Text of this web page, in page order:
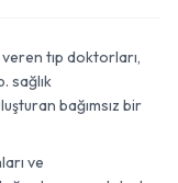
tıp doktorları,
sağlık
bağımsız bir
ve